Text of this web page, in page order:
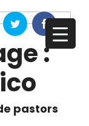
:
pastors